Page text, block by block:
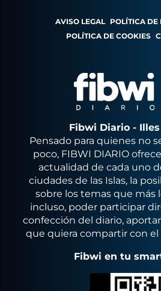
AVISO LEGAL POLÍTICA
POLÍTICA DE COOKIES
Fibwi Diario -
Pensado para quienes no
poco, FIBWI DIARIO
actualidad de cada uno
ciudades de las Islas, la
sobre los temas que más
incluso, poder participar
confección del diario,
que quiera compartir con el
Fibwi en tu